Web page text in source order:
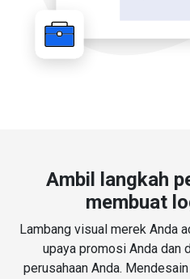
Ambil langkah
membuat
Lambang visual merek Anda
upaya promosi Anda dan
perusahaan Anda.